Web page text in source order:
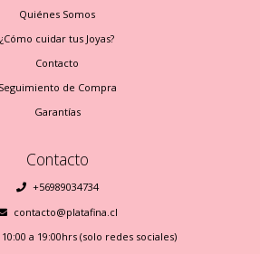
Quiénes Somos
¿Cómo cuidar tus Joyas?
Contacto
Seguimiento de Compra
Garantías
Contacto
+56989034734
contacto@platafina.cl
a 19:00hrs (solo redes sociales)